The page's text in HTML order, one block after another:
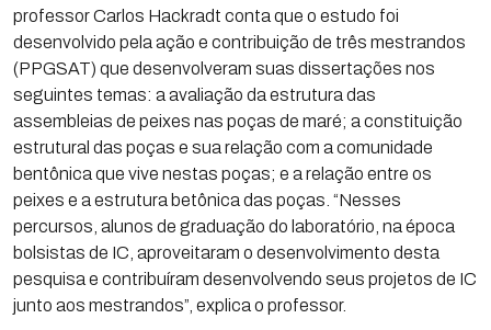
professor Carlos Hackradt conta que o estudo foi
desenvolvido pela ação e contribuição de três mestrandos
(PPGSAT) que desenvolveram suas dissertações nos
seguintes temas: a avaliação da estrutura das
assembleias de peixes nas poças de maré; a constituição
estrutural das poças e sua relação com a comunidade
bentônica que vive nestas poças; e a relação entre os
peixes e a estrutura betônica das poças. “Nesses
percursos, alunos de graduação do laboratório, na época
bolsistas de IC, aproveitaram o desenvolvimento desta
pesquisa e contribuíram desenvolvendo seus projetos de IC
junto aos mestrandos”, explica o professor.